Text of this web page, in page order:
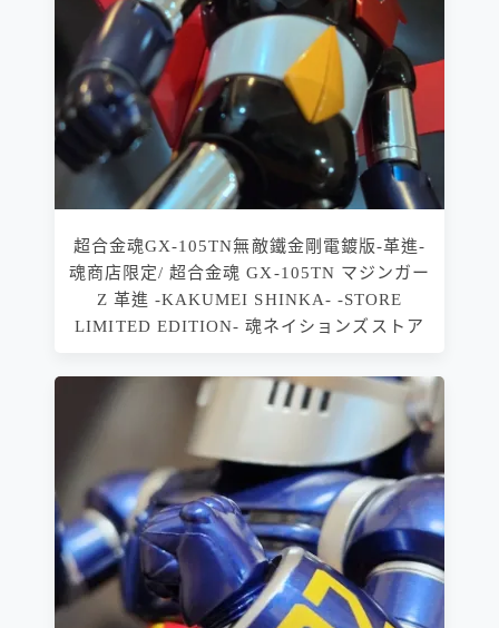
超合金魂GX-105TN無敵鐵金剛電鍍版-革進-
魂商店限定/ 超合金魂 GX-105TN マジンガー
Z 革進 -KAKUMEI SHINKA- -STORE
LIMITED EDITION- 魂ネイションズストア